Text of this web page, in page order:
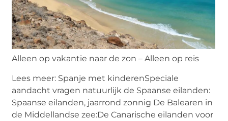
Alleen op vakantie naar de zon – Alleen op reis
Lees meer: Spanje met kinderenSpeciale
aandacht vragen natuurlijk de Spaanse eilanden:
Spaanse eilanden, jaarrond zonnig De Balearen in
de Middellandse zee:De Canarische eilanden voor